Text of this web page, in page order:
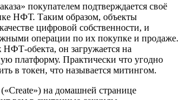
покупателем подтверждается своё
НФТ. Таким образом, объекты
цифровой собственности, и
операции по их покупке и продаже.
НФТ-обекта, он загружается на
платформу. Практически что угодно
в токен, что называется митингом.
на домашней странице